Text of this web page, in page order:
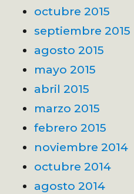
octubre 2015
septiembre 2015
agosto 2015
mayo 2015
abril 2015
marzo 2015
febrero 2015
noviembre 2014
octubre 2014
agosto 2014